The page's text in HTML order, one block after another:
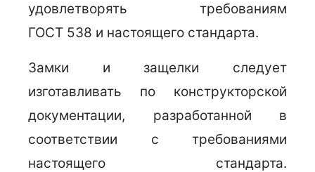
удовлетворять требованиям
ГОСТ 538 и настоящего стандарта.
Замки и защелки следует
изготавливать по конструкторской
документации, разработанной в
соответствии с требованиями
настоящего стандарта.